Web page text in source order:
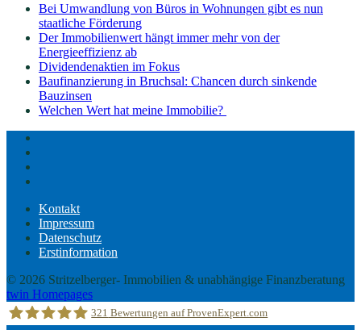
Bei Umwandlung von Büros in Wohnungen gibt es nun
staatliche Förderung
Der Immobilienwert hängt immer mehr von der
Energieeffizienz ab
Dividendenaktien im Fokus
Baufinanzierung in Bruchsal: Chancen durch sinkende
Bauzinsen
Welchen Wert hat meine Immobilie?
Kontakt
Impressum
Datenschutz
Erstinformation
© 2026 Stritzelberger- Immobilien & unabhängige Finanzberatung
twin Homepages
321 Bewertungen auf ProvenExpert.com